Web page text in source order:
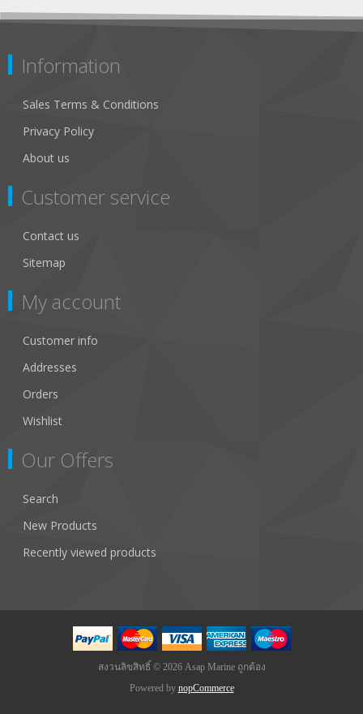
Information
Sales Terms & Conditions
Privacy Policy
About us
Customer service
Contact us
Sitemap
My account
Customer info
Addresses
Orders
Wishlist
Our Offers
Search
New Products
Recently viewed products
สงวนลิขสิทธิ์ © 2026 Asap Marine ถูกต้อง
Powered by nopCommerce